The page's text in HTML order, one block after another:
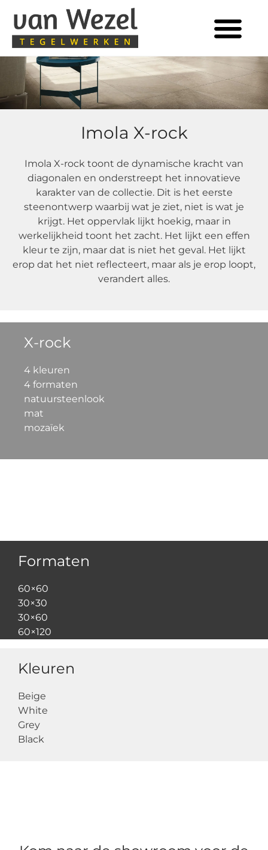
Imola X-rock
Imola X-rock toont de dynamische kracht van
diagonalen en onderstreept het innovatieve
karakter van de collectie. Dit is het eerste
steenontwerp waarbij wat je ziet, niet is wat je
krijgt. Het oppervlak lijkt hoekig, maar in
werkelijkheid toont het zacht. Het lijkt een effen
kleur te zijn, maar dat is niet het geval. Het lijkt
erop dat het niet reflecteert, maar als je erop loopt,
verandert alles.
X-rock
4 kleuren
4 formaten
natuursteenlook
mat
mozaïek
Formaten
60×60
30×30
30×60
60×120
Kleuren
Beige
White
Grey
Black